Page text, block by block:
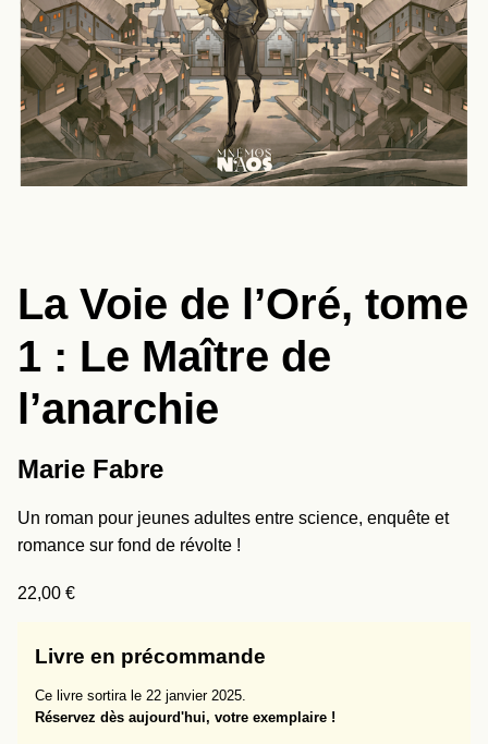
La Voie de l’Oré, tome
1 : Le Maître de
l’anarchie
Marie Fabre
Un roman pour jeunes adultes entre science, enquête et
romance sur fond de révolte !
22,00 €
Livre en précommande
Ce livre sortira le 22 janvier 2025.
Réservez dès aujourd'hui, votre exemplaire !